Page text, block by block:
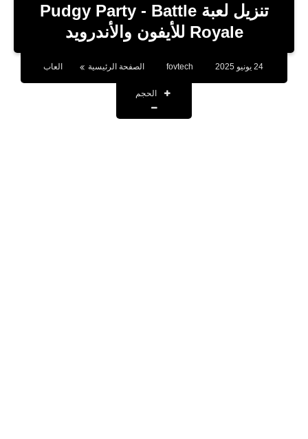
بلوجر
تنزيل لعبة Pudgy Party - Battle
Royale للأيفون والأندرويد
24 يونيو 2025 fovtech الصفحة الرئيسية العاب
الحجم